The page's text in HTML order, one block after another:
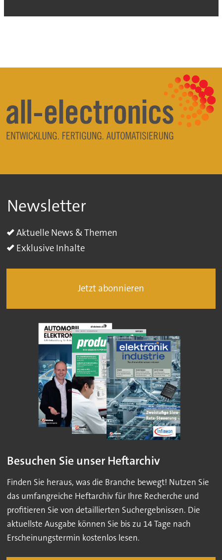
Newsletter
Aktuelle News & Themen
Exklusive Inhalte
Jetzt abonnieren
Besuchen Sie unser Heftarchiv
Finden Sie heraus, was die Branche bewegt! Nutzen Sie
das umfangreiche Heftarchiv für Ihre Recherche und
profitieren Sie von detaillierten Suchergebnissen. Die
aktuellste Ausgabe können Sie bis zu 14 Tage nach
Erscheinungstermin kostenlos lesen.